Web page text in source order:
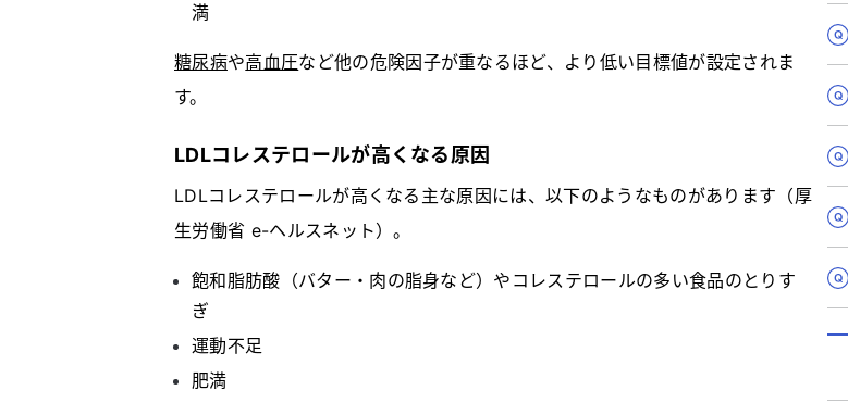
満
糖尿病や高血圧など他の危険因子が重なるほど、より低い目標値が設定されま
す。
LDLコレステロールが高くなる原因
LDLコレステロールが高くなる主な原因には、以下のようなものがあります（厚
生労働省 e-ヘルスネット）。
飽和脂肪酸（バター・肉の脂身など）やコレステロールの多い食品のとりす
ぎ
運動不足
肥満